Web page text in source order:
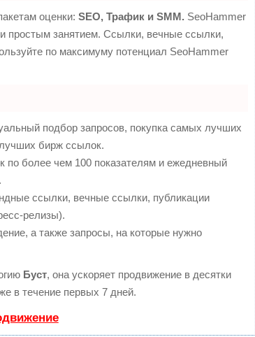
оценки: SEO, Трафик и SMM. SeoHammer
простым занятием. Ссылки, вечные ссылки,
по максимуму потенциал SeoHammer
подбор запросов, покупка самых лучших
бирж ссылок.
по более чем 100 показателям и ежедневный
ссылки, вечные ссылки, публикации
релизы).
а также запросы, на которые нужно
Буст, она ускоряет продвижение в десятки
в течение первых 7 дней.